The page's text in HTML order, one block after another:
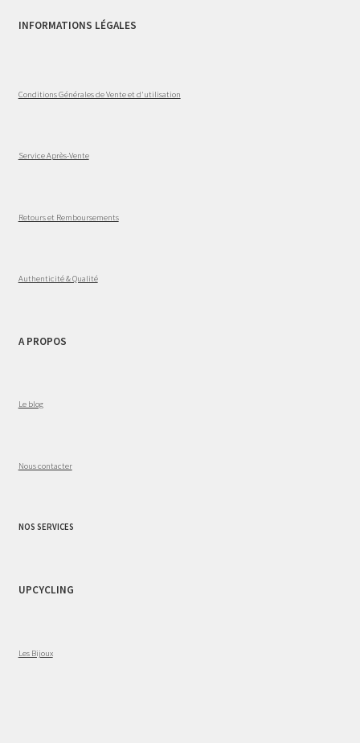
INFORMATIONS LÉGALES
Conditions Générales de Vente et d'utilisation
Service Après-Vente
Retours et Remboursements
Authenticité & Qualité
A PROPOS
Le blog
Nous contacter
NOS SERVICES
UPCYCLING
Les Bijoux